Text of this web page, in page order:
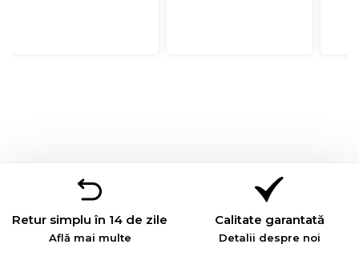
Retur simplu în 14 de zile
Află mai multe
Calitate garantată
Detalii despre noi